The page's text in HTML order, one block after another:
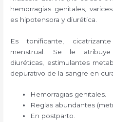
hemorragias genitales,
es hipotensora y diurética.
Es tonificante,
menstrual. Se le atribuye
diuréticas, estimulantes
depurativo de la sangre en
Hemorragias genitales.
Reglas abundantes
En postparto.